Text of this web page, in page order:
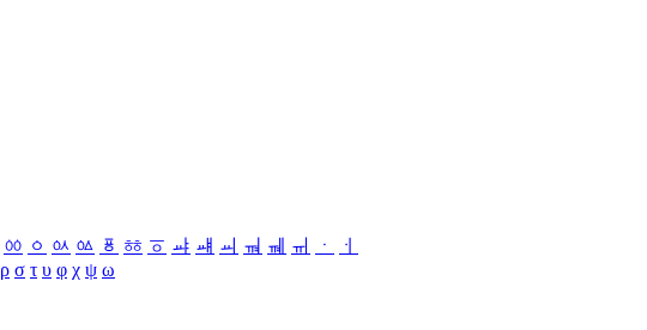
ㆀ ㆁ ㆂ ㆃ ㆄ ㆅ ㆆ ㆇ ㆈ ㆉ ㆊ ㆋ ㆌ ㆍ
ㆎ
ρ σ τ υ φ χ ψ ω